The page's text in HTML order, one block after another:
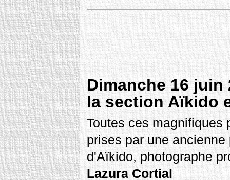
Dimanche 16 juin
la section Aïkido
Toutes ces magnifiques
prises par une ancienne
d'Aïkido, photographe
Lazura Cortial